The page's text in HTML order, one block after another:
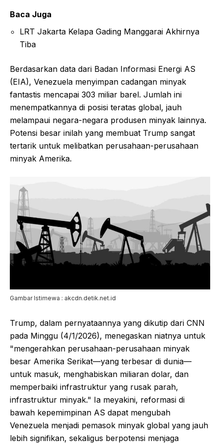
Baca Juga
LRT Jakarta Kelapa Gading Manggarai Akhirnya
Tiba
Berdasarkan data dari Badan Informasi Energi AS
(EIA), Venezuela menyimpan cadangan minyak
fantastis mencapai 303 miliar barel. Jumlah ini
menempatkannya di posisi teratas global, jauh
melampaui negara-negara produsen minyak lainnya.
Potensi besar inilah yang membuat Trump sangat
tertarik untuk melibatkan perusahaan-perusahaan
minyak Amerika.
Gambar Istimewa : akcdn.detik.net.id
Trump, dalam pernyataannya yang dikutip dari CNN
pada Minggu (4/1/2026), menegaskan niatnya untuk
"mengerahkan perusahaan-perusahaan minyak
besar Amerika Serikat—yang terbesar di dunia—
untuk masuk, menghabiskan miliaran dolar, dan
memperbaiki infrastruktur yang rusak parah,
infrastruktur minyak." Ia meyakini, reformasi di
bawah kepemimpinan AS dapat mengubah
Venezuela menjadi pemasok minyak global yang jauh
lebih signifikan, sekaligus berpotensi menjaga